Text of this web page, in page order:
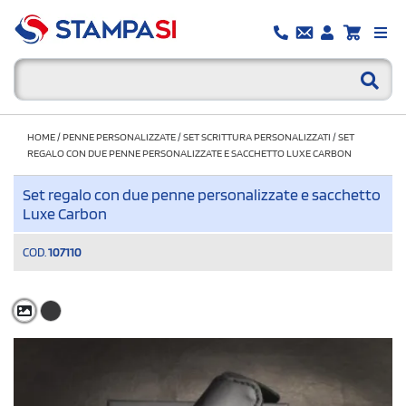
HOME/PENNE PERSONALIZZATE/SET SCRITTURA PERSONALIZZATI /SET
REGALO CON DUE PENNE PERSONALIZZATE E SACCHETTO LUXE CARBON
Set regalo con due penne personalizzate e sacchetto
Luxe Carbon
COD. 107110